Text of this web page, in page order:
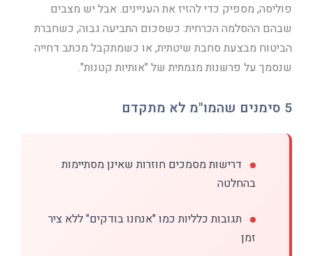
פוליסה, מספיק כדי להזיז את העניינים. אבל יש מצבים
שבהם ההסלמה הכרחית: כשסכום התביעה גבוה, כשחברת
הביטוח מבצעת סחבת שיטתית, או כשמתקבל מכתב דחייה
שנסמך על פרשנות מגמתית של "אותיות קטנות".
5 סימנים שהמו"מ לא מתקדם
דרישות מסמכים חוזרות שאינן מסתיימות
בהחלטה
תגובות כלליות כמו "אנחנו בודקים" ללא ציר
זמן